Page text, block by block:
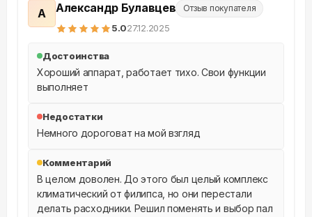
А Александр Булавцев Отзыв покупателя
5.027.12.2025
Достоинства
Хороший аппарат, работает тихо. Свои функции
выполняет
Недостатки
Немного дороговат на мой взгляд
Комментарий
В целом доволен. До этого был целый комплекс
климатический от филипса, но они перестали
делать расходники. Решил поменять и выбор пал